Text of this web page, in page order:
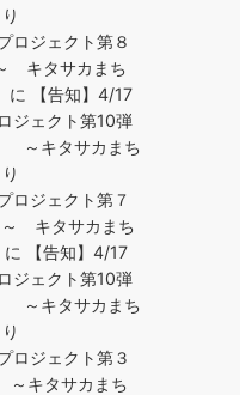
ロジェクト第８
キタサカまち
に
【告知】4/17
ジェクト第10弾
～キタサカまち
ロジェクト第７
キタサカまち
に
【告知】4/17
ジェクト第10弾
～キタサカまち
ロジェクト第３
キタサカまち